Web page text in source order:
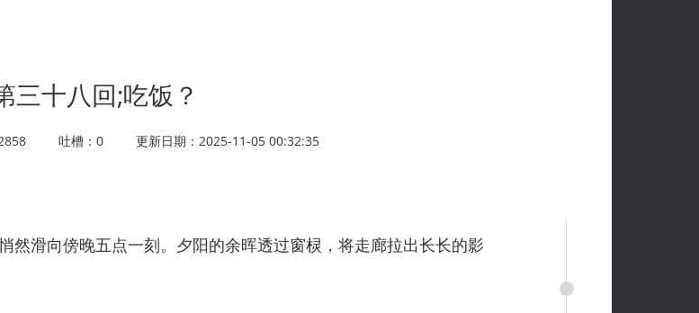
三十八回;吃饭？
吐槽：0 更新日期：2025-11-05 00:32:35
滑向傍晚五点一刻。夕阳的余晖透过窗棂，将走廊拉出长长的影